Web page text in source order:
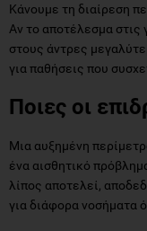
Κάνουμε τη διαίρεση
Αν το αποτέλεσμα στις
στους άντρες
για παθήσεις που
Ποιες οι
Μια αυξημένη
ένα αισθητικό
λίπος αποτελεί,
για διάφορα νοσήματα